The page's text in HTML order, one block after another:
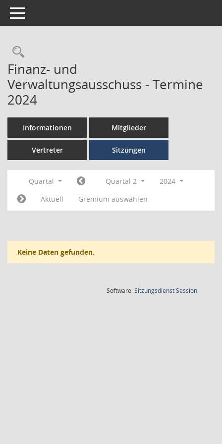
Toggle navigation
Finanz- und
Verwaltungsausschuss - Termine
2024
Informationen Mitglieder
Vertreter Sitzungen
Quartal Quartal 2
2024
Aktuell
Gremium auswählen
Keine Daten gefunden.
Software:SitzungsdienstSession(Wird in